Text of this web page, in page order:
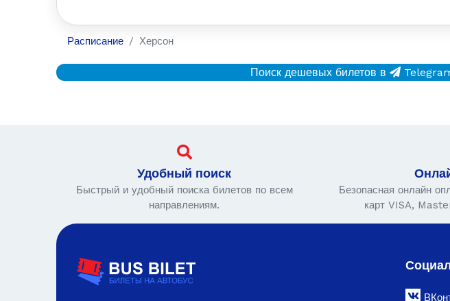
Расписание Херсон
Поиск дешевых билетов в
Удобный поиск
Быстрый и удобный поиска билетов по всем
направлениям.
Безопасная онлайн
карт VISA,